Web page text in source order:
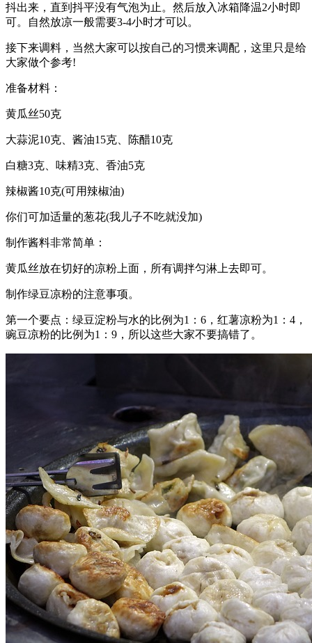
抖出来，直到抖平没有气泡为止。然后放入冰箱降温2小时即
可。自然放凉一般需要3-4小时才可以。
接下来调料，当然大家可以按自己的习惯来调配，这里只是给
大家做个参考!
准备材料：
黄瓜丝50克
大蒜泥10克、酱油15克、陈醋10克
白糖3克、味精3克、香油5克
辣椒酱10克(可用辣椒油)
你们可加适量的葱花(我儿子不吃就没加)
制作酱料非常简单：
黄瓜丝放在切好的凉粉上面，所有调拌匀淋上去即可。
制作绿豆凉粉的注意事项。
第一个要点：绿豆淀粉与水的比例为1：6，红薯凉粉为1：4，
豌豆凉粉的比例为1：9，所以这些大家不要搞错了。